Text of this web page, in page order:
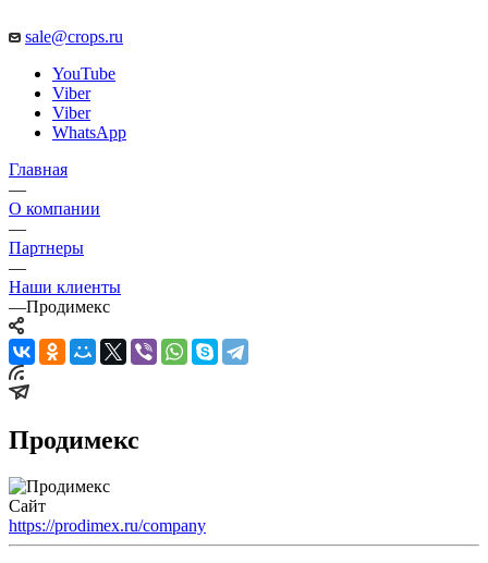
sale@crops.ru
YouTube
Viber
Viber
WhatsApp
Главная
—
О компании
—
Партнеры
—
Наши клиенты
—Продимекс
Продимекс
Сайт
https://prodimex.ru/company